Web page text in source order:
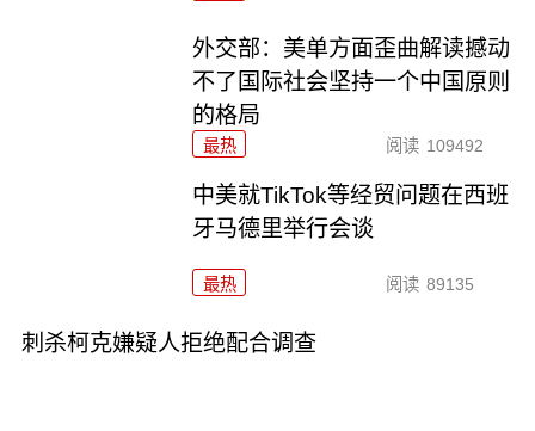
外交部：美单方面歪曲解读撼动
不了国际社会坚持一个中国原则
的格局
最热 阅读 109492
中美就TikTok等经贸问题在西班
牙马德里举行会谈
最热 阅读 89135
刺杀柯克嫌疑人拒绝配合调查